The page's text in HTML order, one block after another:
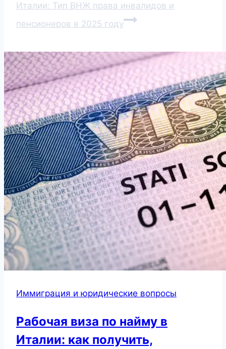
Италии: Тип ВНЖ права инвалидов и
пенсионеров в 2025 году
Иммиграция и юридические вопросы
Рабочая виза по найму в
Италии: как получить,